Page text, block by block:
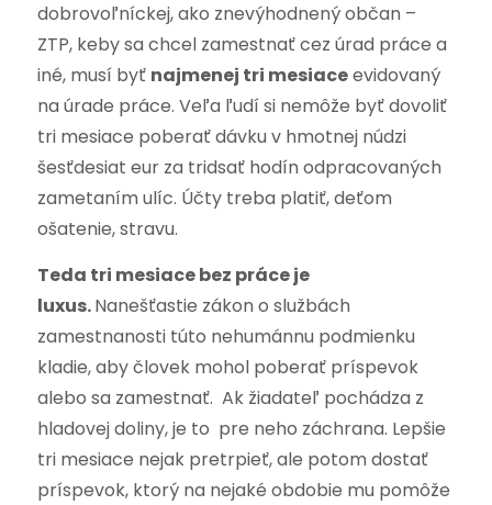
dobrovoľníckej, ako znevýhodnený občan –
ZTP, keby sa chcel zamestnať cez úrad práce a
iné, musí byť najmenej tri mesiaceevidovaný
na úrade práce. Veľa ľudí si nemôže byť dovoliť
tri mesiace poberať dávku v hmotnej núdzi
šesťdesiat eur za tridsať hodín odpracovaných
zametaním ulíc. Účty treba platiť, deťom
ošatenie, stravu.
Teda tri mesiace bez práce je
luxus.Nanešťastie zákon o službách
zamestnanosti túto nehumánnu podmienku
kladie, aby človek mohol poberať príspevok
alebo sa zamestnať. Ak žiadateľ pochádza z
hladovej doliny, je to pre neho záchrana. Lepšie
tri mesiace nejak pretrpieť, ale potom dostať
príspevok, ktorý na nejaké obdobie mu pomôže